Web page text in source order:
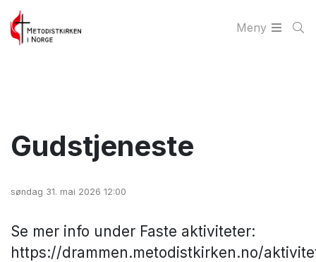
Meny
Gudstjeneste
søndag 31. mai 2026 12:00
Se mer info under Faste aktiviteter:
https://drammen.metodistkirken.no/